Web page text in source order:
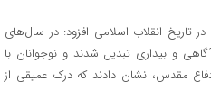
تاریخ انقلاب اسلامی افزود: در سال‌های
و بیداری تبدیل شدند و نوجوانان با
مقدس، نشان دادند که درک عمیقی از